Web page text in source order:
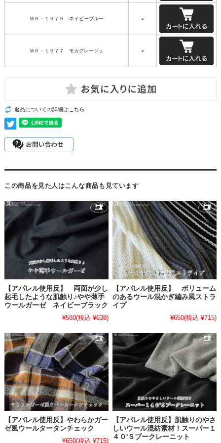
ＷＫ－１９７６ ネイビーブルー ○
ＷＫ－１９７７ モカグレージュ ○
返品についての詳細はこちら
この商品を見た人はこんな商品も見ています
【アパレル使用反】 両面が少し
起毛したような肌触り♪やや薄手
ウールガーゼ ネイビーブラック
¥580(税込 ¥638)
【アパレル使用反】 ボリューム
のあるウール混かぎ編み風ストラ
イプ
¥650(税込 ¥715)
【アパレル使用反】やわらかガー
ゼ風ウールタータンチェック
¥650(税込 ¥715)
【アパレル使用反】肌触りのやさ
しいウール混紡素材！スーパー１
４０'Ｓブークレーニット